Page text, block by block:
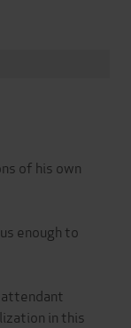
of his own
enough to
attendant
in this